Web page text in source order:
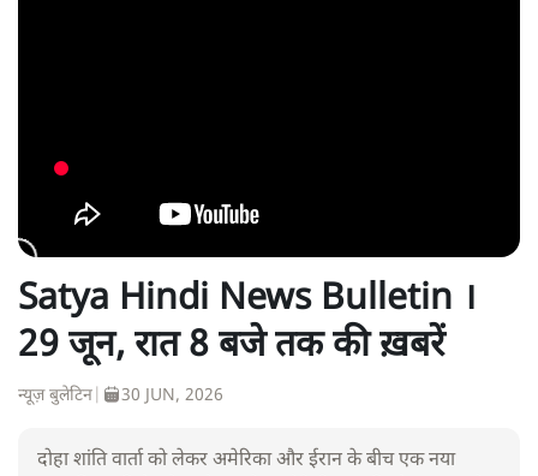
Satya Hindi News Bulletin ।
29 जून, रात 8 बजे तक की ख़बरें
न्यूज़ बुलेटिन 30 JUN, 2026
दोहा शांति वार्ता को लेकर अमेरिका और ईरान के बीच एक नया